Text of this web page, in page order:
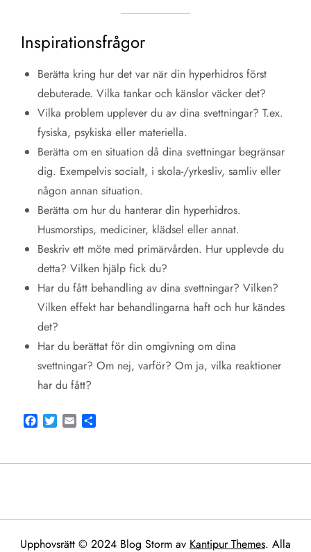
Inspirationsfrågor
Berätta kring hur det var när din hyperhidros först
debuterade. Vilka tankar och känslor väcker det?
Vilka problem upplever du av dina svettningar? T.ex.
fysiska, psykiska eller materiella.
Berätta om en situation då dina svettningar begränsar
dig. Exempelvis socialt, i skola-/yrkesliv, samliv eller
någon annan situation.
Berätta om hur du hanterar din hyperhidros.
Husmorstips, mediciner, klädsel eller annat.
Beskriv ett möte med primärvården. Hur upplevde du
detta? Vilken hjälp fick du?
Har du fått behandling av dina svettningar? Vilken?
Vilken effekt har behandlingarna haft och hur kändes
det?
Har du berättat för din omgivning om dina
svettningar? Om nej, varför? Om ja, vilka reaktioner
har du fått?
Facebook
TwitterEmail
Upphovsrätt © 2024 Blog Storm av Kantipur Themes. Alla